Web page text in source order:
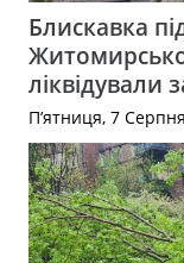
Блискавка
ліквідували
П’ятниця, 7